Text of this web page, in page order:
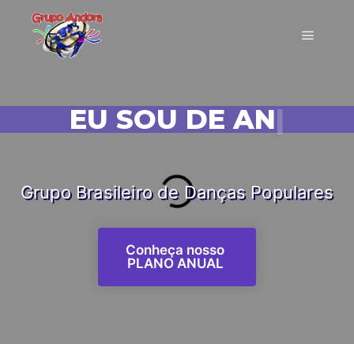
EU SOU DE ANDORA!
Grupo Brasileiro de Danças Populares
Conheça nosso
PLANO ANUAL